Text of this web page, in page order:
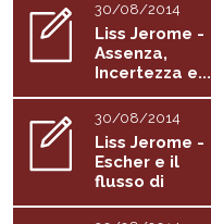
30/08/2014
Liss Jerome -
Assenza,
Incertezza e...
30/08/2014
Liss Jerome -
Escher e il
flusso di
coscienza